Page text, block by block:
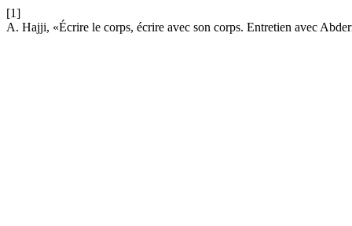
[1]
A. Hajji, «Écrire le corps, écrire avec son corps. Entretien avec